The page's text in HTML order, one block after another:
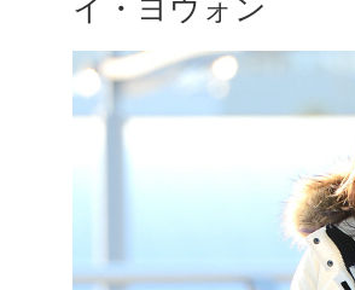
イ・ヨウォン